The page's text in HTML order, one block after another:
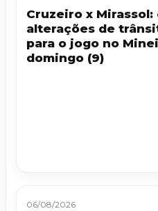
Cruzeiro x Mirassol:
alterações de
para o jogo no
domingo (9)
06/08/2026